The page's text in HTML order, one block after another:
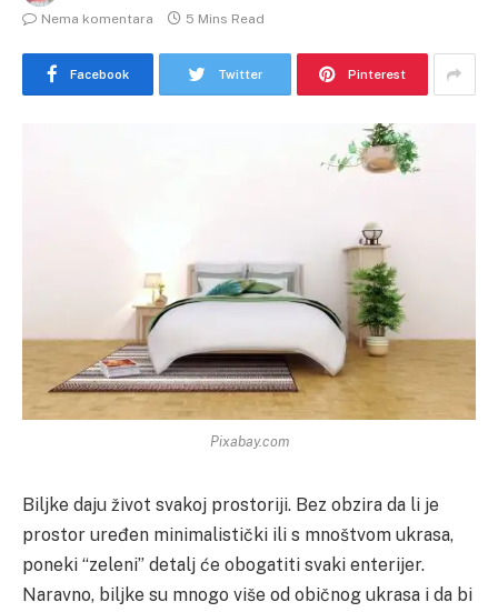
Nema komentara
5 Mins Read
Facebook Twitter Pinterest
Pixabay.com
Biljke daju život svakoj prostoriji. Bez obzira da li je
prostor uređen minimalistički ili s mnoštvom ukrasa,
poneki “zeleni” detalj će obogatiti svaki enterijer.
Naravno, biljke su mnogo više od običnog ukrasa i da bi